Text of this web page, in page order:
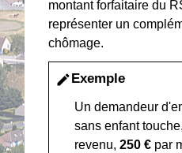
montant forfaitaire du
représenter un
chômage.
edit Exemple
Un demandeur
sans enfant
revenu,250 € par